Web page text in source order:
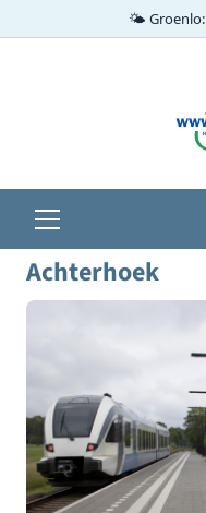
🌤️ Groenlo:
menu
Achterhoek